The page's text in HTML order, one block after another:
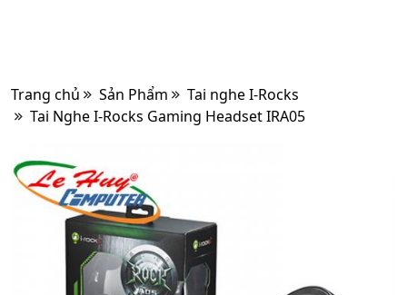
Trang chủ Sản Phẩm
Tai nghe I-Rocks
Tai Nghe I-Rocks Gaming Headset IRA05